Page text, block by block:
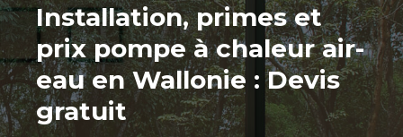
Installation, primes et
prix pompe à chaleur air-
eau en Wallonie : Devis
gratuit